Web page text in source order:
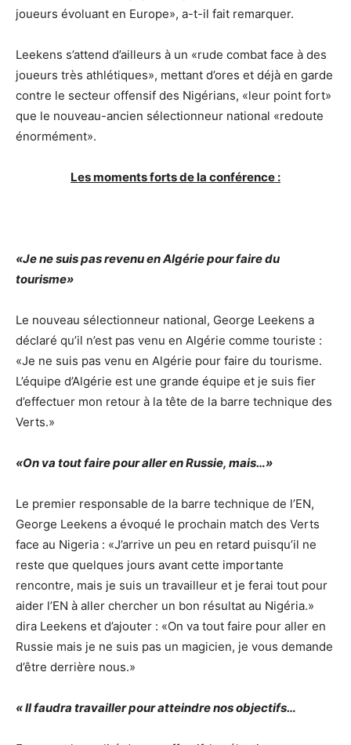
joueurs évoluant en Europe», a-t-il fait remarquer.
Leekens s’attend d’ailleurs à un «rude combat face à des
joueurs très athlétiques», mettant d’ores et déjà en garde
contre le secteur offensif des Nigérians, «leur point fort»
que le nouveau-ancien sélectionneur national «redoute
énormément».
Les moments forts de la conférence :
«Je ne suis pas revenu en Algérie pour faire du
tourisme»
Le nouveau sélectionneur national, George Leekens a
déclaré qu’il n’est pas venu en Algérie comme touriste :
«Je ne suis pas venu en Algérie pour faire du tourisme.
L’équipe d’Algérie est une grande équipe et je suis fier
d’effectuer mon retour à la tête de la barre technique des
Verts.»
«On va tout faire pour aller en Russie, mais…»
Le premier responsable de la barre technique de l’EN,
George Leekens a évoqué le prochain match des Verts
face au Nigeria : «J’arrive un peu en retard puisqu’il ne
reste que quelques jours avant cette importante
rencontre, mais je suis un travailleur et je ferai tout pour
aider l’EN à aller chercher un bon résultat au Nigéria.»
dira Leekens et d’ajouter : «On va tout faire pour aller en
Russie mais je ne suis pas un magicien, je vous demande
d’être derrière nous.»
« Il faudra travailler pour atteindre nos objectifs…